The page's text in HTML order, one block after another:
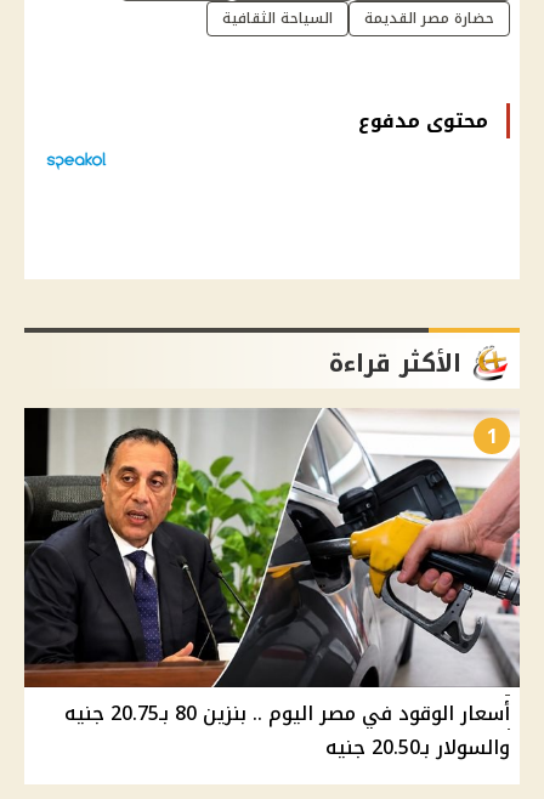
حضارة مصر القديمة
السياحة الثقافية
محتوى مدفوع
الأكثر قراءة
1
أسعار الوقود في مصر اليوم .. بنزين 80 بـ20.75 جنيه
والسولار بـ20.50 جنيه